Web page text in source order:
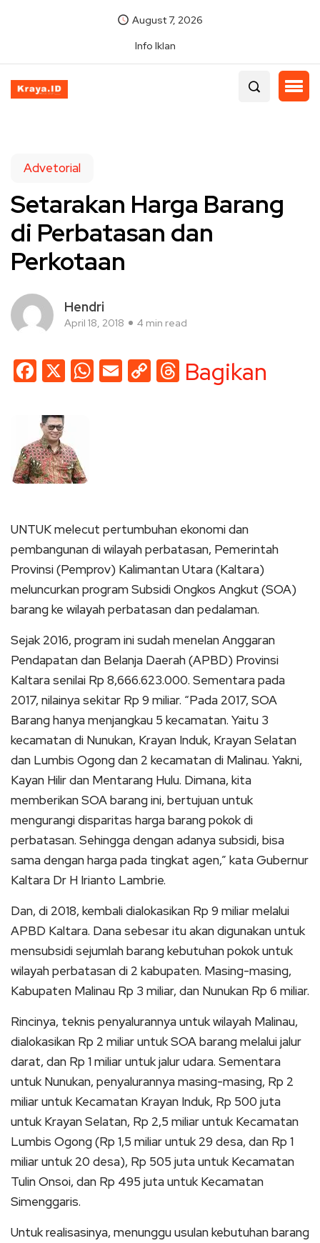
August 7, 2026
Info Iklan
Advetorial
Setarakan Harga Barang
di Perbatasan dan
Perkotaan
Hendri
April 18, 2018 4 min read
Facebook
X WhatsApp
EmailCopyThreads
Bagikan
UNTUK melecut pertumbuhan ekonomi dan
pembangunan di wilayah perbatasan, Pemerintah
Provinsi (Pemprov) Kalimantan Utara (Kaltara)
meluncurkan program Subsidi Ongkos Angkut (SOA)
barang ke wilayah perbatasan dan pedalaman.
Sejak 2016, program ini sudah menelan Anggaran
Pendapatan dan Belanja Daerah (APBD) Provinsi
Kaltara senilai Rp 8,666.623.000. Sementara pada
2017, nilainya sekitar Rp 9 miliar. “Pada 2017, SOA
Barang hanya menjangkau 5 kecamatan. Yaitu 3
kecamatan di Nunukan, Krayan Induk, Krayan Selatan
dan Lumbis Ogong dan 2 kecamatan di Malinau. Yakni,
Kayan Hilir dan Mentarang Hulu. Dimana, kita
memberikan SOA barang ini, bertujuan untuk
mengurangi disparitas harga barang pokok di
perbatasan. Sehingga dengan adanya subsidi, bisa
sama dengan harga pada tingkat agen,” kata Gubernur
Kaltara Dr H Irianto Lambrie.
Dan, di 2018, kembali dialokasikan Rp 9 miliar melalui
APBD Kaltara. Dana sebesar itu akan digunakan untuk
mensubsidi sejumlah barang kebutuhan pokok untuk
wilayah perbatasan di 2 kabupaten. Masing-masing,
Kabupaten Malinau Rp 3 miliar, dan Nunukan Rp 6 miliar.
Rincinya, teknis penyalurannya untuk wilayah Malinau,
dialokasikan Rp 2 miliar untuk SOA barang melalui jalur
darat, dan Rp 1 miliar untuk jalur udara. Sementara
untuk Nunukan, penyalurannya masing-masing, Rp 2
miliar untuk Kecamatan Krayan Induk, Rp 500 juta
untuk Krayan Selatan, Rp 2,5 miliar untuk Kecamatan
Lumbis Ogong (Rp 1,5 miliar untuk 29 desa, dan Rp 1
miliar untuk 20 desa), Rp 505 juta untuk Kecamatan
Tulin Onsoi, dan Rp 495 juta untuk Kecamatan
Simenggaris.
Untuk realisasinya, menunggu usulan kebutuhan barang